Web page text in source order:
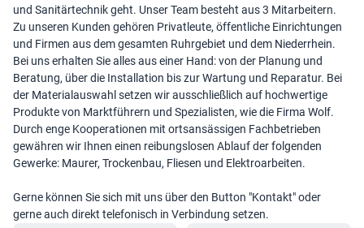
und Sanitärtechnik geht. Unser Team besteht aus 3 Mitarbeitern.
Zu unseren Kunden gehören Privatleute, öffentliche Einrichtungen
und Firmen aus dem gesamten Ruhrgebiet und dem Niederrhein.
Bei uns erhalten Sie alles aus einer Hand: von der Planung und
Beratung, über die Installation bis zur Wartung und Reparatur. Bei
der Materialauswahl setzen wir ausschließlich auf hochwertige
Produkte von Marktführern und Spezialisten, wie die Firma Wolf.
Durch enge Kooperationen mit ortsansässigen Fachbetrieben
gewähren wir Ihnen einen reibungslosen Ablauf der folgenden
Gewerke: Maurer, Trockenbau, Fliesen und Elektroarbeiten.
Gerne können Sie sich mit uns über den Button "Kontakt" oder
gerne auch direkt telefonisch in Verbindung setzen.